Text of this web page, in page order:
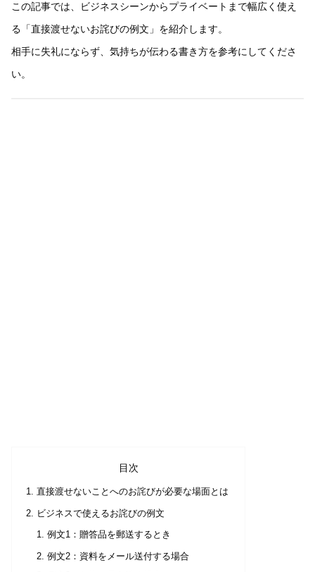
この記事では、ビジネスシーンからプライベートまで幅広く使え
る「直接渡せないお詫びの例文」を紹介します。
相手に失礼にならず、気持ちが伝わる書き方を参考にしてくださ
い。
目次
直接渡せないことへのお詫びが必要な場面とは
ビジネスで使えるお詫びの例文
例文1：贈答品を郵送するとき
例文2：資料をメール送付する場合